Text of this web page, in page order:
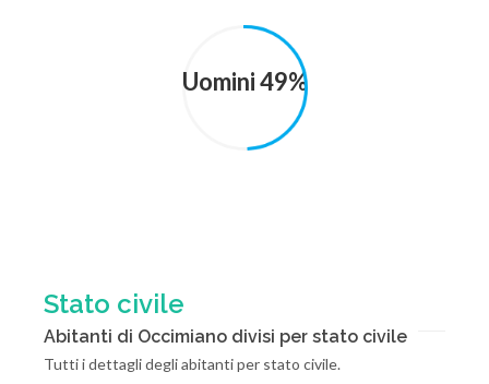
Uomini 49%
Stato civile
Abitanti di Occimiano divisi per stato civile
Tutti i dettagli degli abitanti per stato civile.